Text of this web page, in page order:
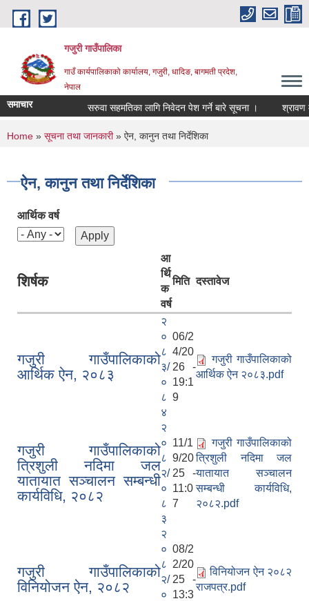
Skip to main content
गजुरी गाउँपालिका
गाउँ कार्यपालिकाको कार्यालय, गजुरी, धादिङ, बागमती प्रदेश,
नेपाल
समाचार सरुवा सहमतिका लागि निवेदन पेश गर्ने बारे सूचना । श्रावण
You are here
Home » सूचना तथा जानकारी» ऐन, कानुन तथा निर्देशिका
ऐन, कानुन तथा निर्देशिका
आर्थिक वर्ष
शिर्षक
आ
र्थि
क
वर्ष
मिति दस्तावेज
गजुरी गाउँपालिकाको
आर्थिक ऐन, २०८३
२
०
८
३/
०
८
४
06/2
4/20
26 -
19:1
9
गजुरी गाउँपालिकाको
आर्थिक ऐन २०८३.pdf
गजुरी गाउँपालिकाको
त्रिशुली नदिमा जल
यातायात सञ्‍चालन सम्बन्धी
कार्यविधि, २०८२
२
०
८
२/
०
८
३
11/1
9/20
25 -
11:0
7
गजुरी गाउँपालिकाको
त्रिशुली नदिमा जल
यातायात सञ्‍चालन
सम्बन्धी कार्यविधि,
२०८२.pdf
गजुरी गाउँपालिकाको
विनियोजन ऐन, २०८२
२
०
८
२/
०
08/2
2/20
25 -
13:3
विनियोजन ऐन २०८२
राजपत्र.pdf